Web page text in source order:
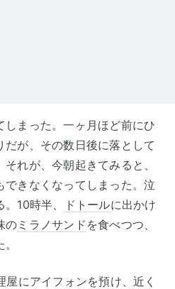
まった。一ヶ月ほど前にひ
が、その数日後に落として
れが、今朝起きてみると、
きなくなってしまった。泣
10時半、
ドトールに出かけ
の ミラノサンド を食べつつ、
にアイフォンを預け、近く